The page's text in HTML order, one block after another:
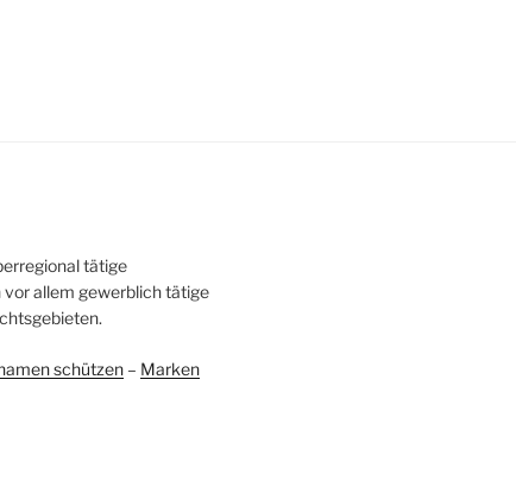
tätige
allem gewerblich tätige
schützen– Marken